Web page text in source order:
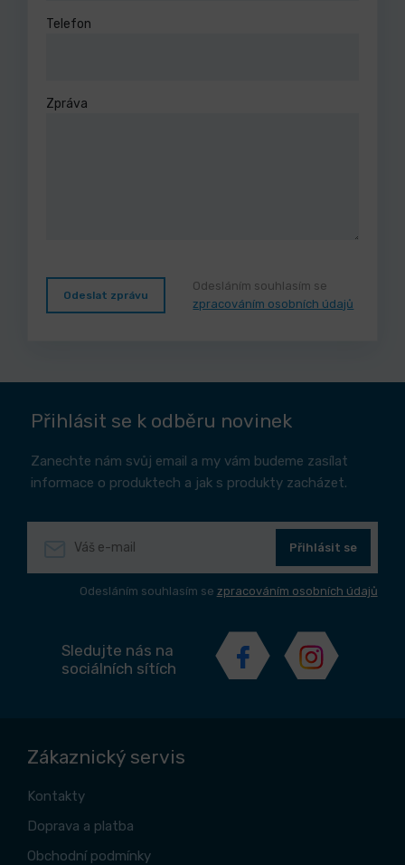
Telefon
Zpráva
Odeslat zprávu
Odesláním souhlasím se
zpracováním osobních údajů
Přihlásit se k odběru novinek
Zanechte nám svůj email a my vám budeme zasílat
informace o produktech a jak s produkty zacházet.
Přihlásit se
Odesláním souhlasím se zpracováním osobních údajů
Sledujte nás na
sociálních sítích
Zákaznický servis
Kontakty
Doprava a platba
Obchodní podmínky